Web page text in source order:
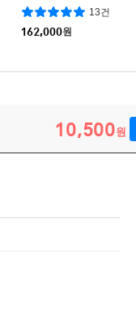
13건
162,000원
10,500원